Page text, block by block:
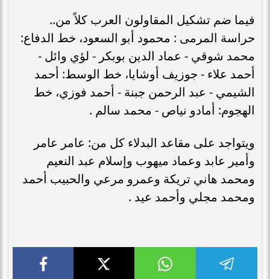
فيما ضم تشكيل المقاولون العرب كلاً من..
حراسة المرمى : محمود أبو السعود، خط الدفاع:
محمد شوقي - عماد الدين بوبكر - لؤي وائل -
أحمد علاء - جوزيف أوشايا، خط الوسط: أحمد
الشيمي - عبد الرحمن جبنة - أحمد فوزي، خط
الهجوم: أمادو نياص - محمد سالم .
ويتواجد على مقاعد البدلاء كل من: عامر عامر
وأمير عابد وعماد ميهوب وإسلام عبد النعيم
ومحمد هاني تريكة وعمرو مرعي والحبيب أحمد
ومحمد مجلي وأحمد عيد .